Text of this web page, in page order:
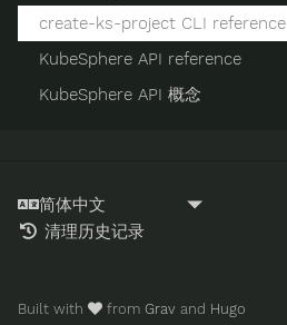
create-ks-project CLI reference
KubeSphere API reference
KubeSphere API 概念
清理历史记录
Built with from Grav and Hugo